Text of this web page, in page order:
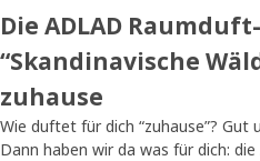
Die ADLAD
“Skandinavische
zuhause
Wie duftet für dich “zuhause”? Gut
Dann haben wir da was für dich: